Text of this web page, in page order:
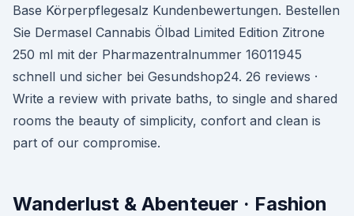
Base Körperpflegesalz Kundenbewertungen. Bestellen
Sie Dermasel Cannabis Ölbad Limited Edition Zitrone
250 ml mit der Pharmazentralnummer 16011945
schnell und sicher bei Gesundshop24. 26 reviews ·
Write a review with private baths, to single and shared
rooms the beauty of simplicity, confort and clean is
part of our compromise.
Wanderlust & Abenteuer · Fashion